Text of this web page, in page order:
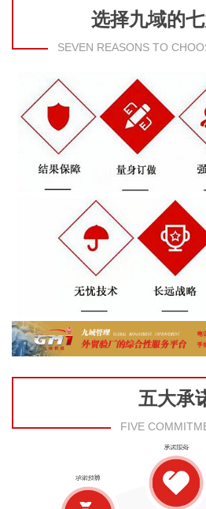
选择九域的
SEVEN REASONS TO
五大承
FIVE